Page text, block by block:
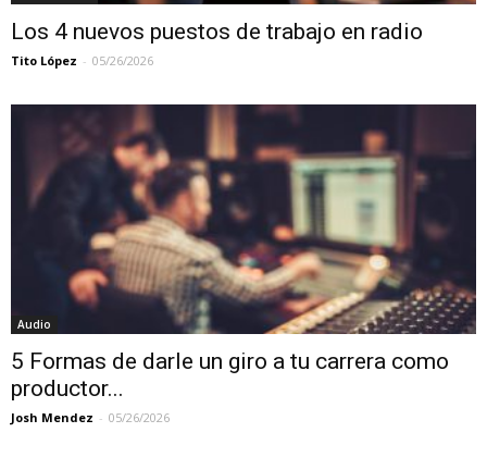
Los 4 nuevos puestos de trabajo en radio
Tito López - 05/26/2026
Audio
5 Formas de darle un giro a tu carrera como
productor...
Josh Mendez - 05/26/2026